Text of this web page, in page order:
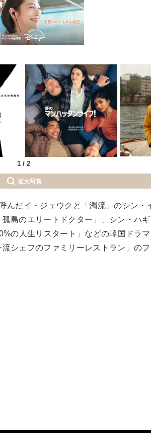
1 / 2
拡大写真
んだイ・ジェウクと「濁流」のシン・
島のエリートドクター」、シン・ハ
の人生リスタート」などの韓国ドラ
シェフのファミリーレストラン」の